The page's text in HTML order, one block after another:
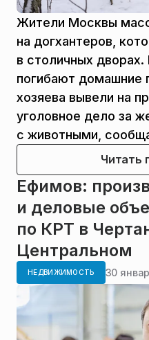
Жители Москвы
на догхантеров,
в столичных
погибают домашние
хозяева вывели на
уголовное дело за
с животными,
Читать
Ефимов:
и деловые
по КРТ в
Центральном
НЕДВИЖИМОСТЬ 30